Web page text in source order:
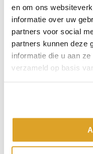
en om ons
informatie over uw
partners voor social
partners kunnen deze
informatie die u aan
verzameld op basis
Type
Gesneden pool
Kleur
Licht blauw
Samenstelling
Polyester